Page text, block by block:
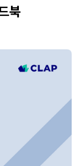
북